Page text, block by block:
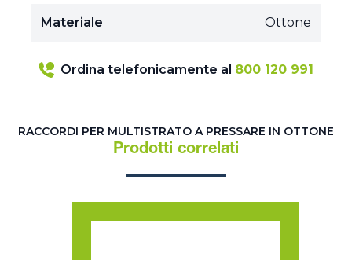
Materiale Ottone
Ordina telefonicamente al 800 120 991
RACCORDI PER MULTISTRATO A PRESSARE IN OTTONE
Prodotti correlati